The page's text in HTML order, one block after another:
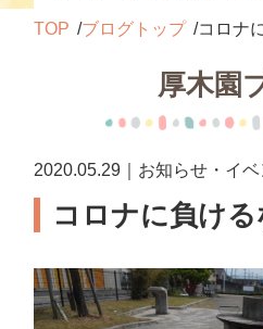
TOP ブログトップ コロナ
厚木園
2020.05.29｜お知らせ・イベ
コロナに負ける